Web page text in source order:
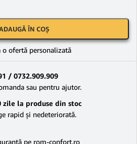
ÎN COȘ
o ofertă personalizată
/ 0732.909.909
sau pentru ajutor.
zile la produse din stoc
rapid şi nedeteriorată.
pe rom-confort.ro